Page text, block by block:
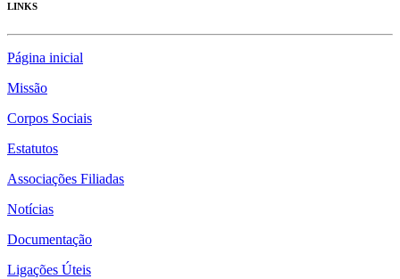
LINKS
Página inicial
Missão
Corpos Sociais
Estatutos
Associações Filiadas
Notícias
Documentação
Ligações Úteis